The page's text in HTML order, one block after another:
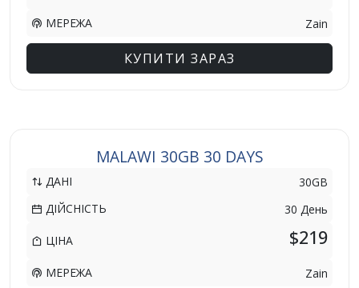
МЕРЕЖА Zain
КУПИТИ ЗАРАЗ
MALAWI 30GB 30 DAYS
ДАНІ
30GB
ДІЙСНІСТЬ
30 День
ЦІНА $219
МЕРЕЖА Zain